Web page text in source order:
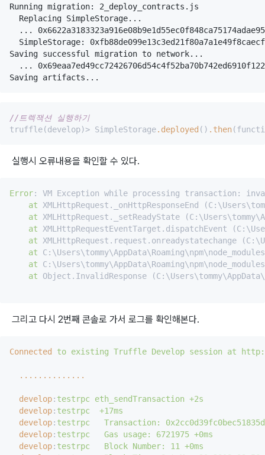
Running migration: 2_deploy_contracts.js
  Replacing SimpleStorage...
...
SimpleStorage:
Saving successful migration to network...
...
//트렉잭션 실행하기
truffle(develop)> SimpleStorage.deployed () .then
실행시 오류내용을 확인할 수 있다.
Error: VM Exception while processing transaction:
at XMLHttpRequest._onHttpResponseEnd
at XMLHttpRequest._setReadyState
at XMLHttpRequestEventTarget.dispatchEvent
at XMLHttpRequest.request.onreadystatechange
at
at
at Object.InvalidResponse
그리고 다시 2번째 콘솔로 가서 로그를 확인해본다.
Connected to existing Truffle Develop session at
..............
develop: testrpc eth_sendTransaction +2s
develop: testrpc  +17ms
develop: testrpc   Transaction:
develop: testrpc   Gas usage: 6721975 +0ms
develop: testrpc   Block Number: 11 +0ms